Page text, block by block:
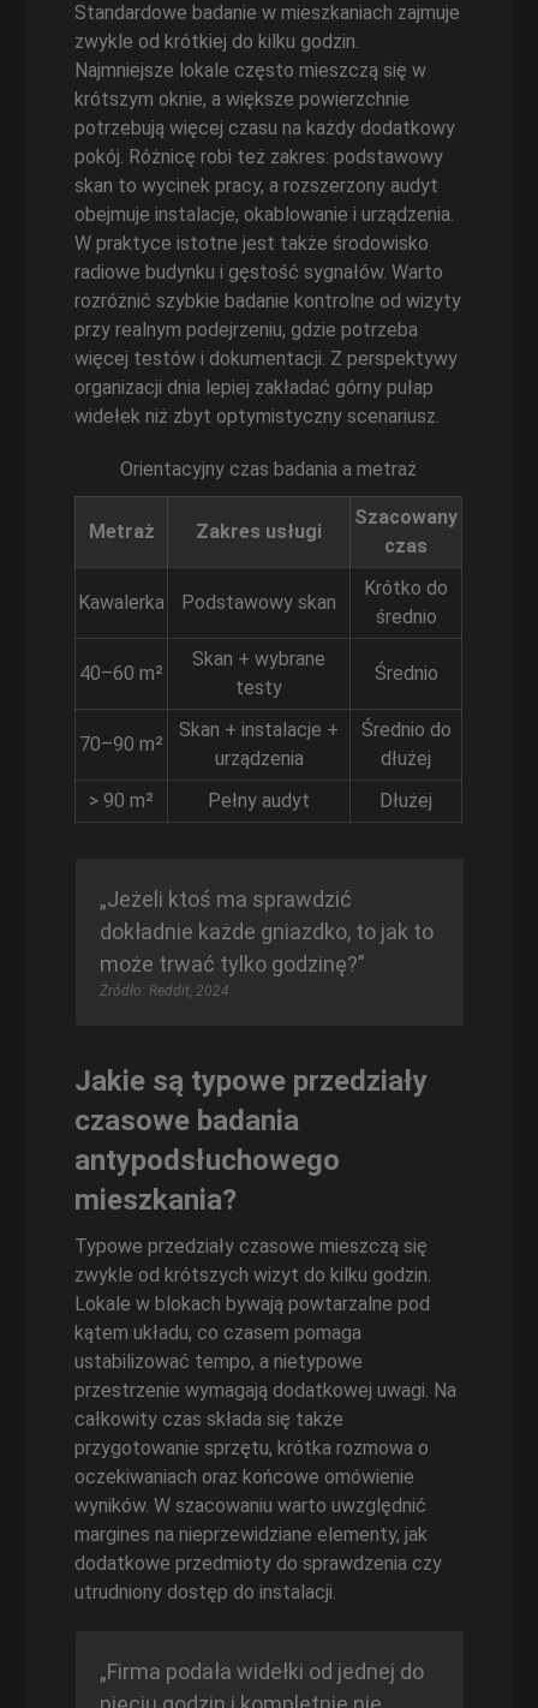
Standardowe badanie w mieszkaniach zajmuje
zwykle od krótkiej do kilku godzin.
Najmniejsze lokale często mieszczą się w
krótszym oknie, a większe powierzchnie
potrzebują więcej czasu na każdy dodatkowy
pokój. Różnicę robi też zakres: podstawowy
skan to wycinek pracy, a rozszerzony audyt
obejmuje instalacje, okablowanie i urządzenia.
W praktyce istotne jest także środowisko
radiowe budynku i gęstość sygnałów. Warto
rozróżnić szybkie badanie kontrolne od wizyty
przy realnym podejrzeniu, gdzie potrzeba
więcej testów i dokumentacji. Z perspektywy
organizacji dnia lepiej zakładać górny pułap
widełek niż zbyt optymistyczny scenariusz.
Orientacyjny czas badania a metraż
Metraż Zakres usługi
Szacowany
czas
Kawalerka Podstawowy skan
Krótko do
średnio
40–60 m²
Skan + wybrane
testy
Średnio
70–90 m²
Skan + instalacje +
urządzenia
Średnio do
dłużej
> 90 m²
Pełny audyt Dłużej
„Jeżeli ktoś ma sprawdzić
dokładnie każde gniazdko, to jak to
może trwać tylko godzinę?”
Źródło: Reddit, 2024.
Jakie są typowe przedziały
czasowe badania
antypodsłuchowego
mieszkania?
Typowe przedziały czasowe mieszczą się
zwykle od krótszych wizyt do kilku godzin.
Lokale w blokach bywają powtarzalne pod
kątem układu, co czasem pomaga
ustabilizować tempo, a nietypowe
przestrzenie wymagają dodatkowej uwagi. Na
całkowity czas składa się także
przygotowanie sprzętu, krótka rozmowa o
oczekiwaniach oraz końcowe omówienie
wyników. W szacowaniu warto uwzględnić
margines na nieprzewidziane elementy, jak
dodatkowe przedmioty do sprawdzenia czy
utrudniony dostęp do instalacji.
„Firma podała widełki od jednej do